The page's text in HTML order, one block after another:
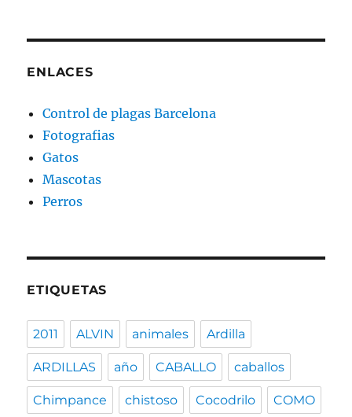
ENLACES
Control de plagas Barcelona
Fotografias
Gatos
Mascotas
Perros
ETIQUETAS
2011 ALVIN animales Ardilla
ARDILLAS año CABALLO caballos
Chimpance chistoso Cocodrilo COMO